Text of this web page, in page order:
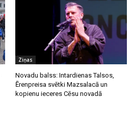
Ziņas
Novadu balss: Intardienas Talsos,
Ērenpreisa svētki Mazsalacā un
kopienu ieceres Cēsu novadā